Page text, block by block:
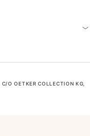
O OETKER COLLECTION KG,